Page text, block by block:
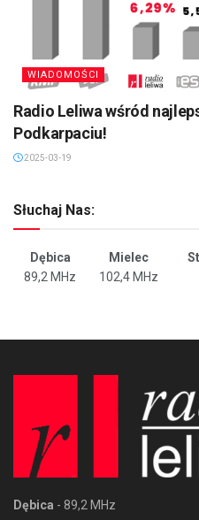
WIADOMOŚCI
Radio Leliwa wśród
Podkarpaciu!
2025-03-19
Słuchaj Nas:
Dębica Mielec
89,2 MHz
102,4 MHz
Dębica - 89,2 MHz